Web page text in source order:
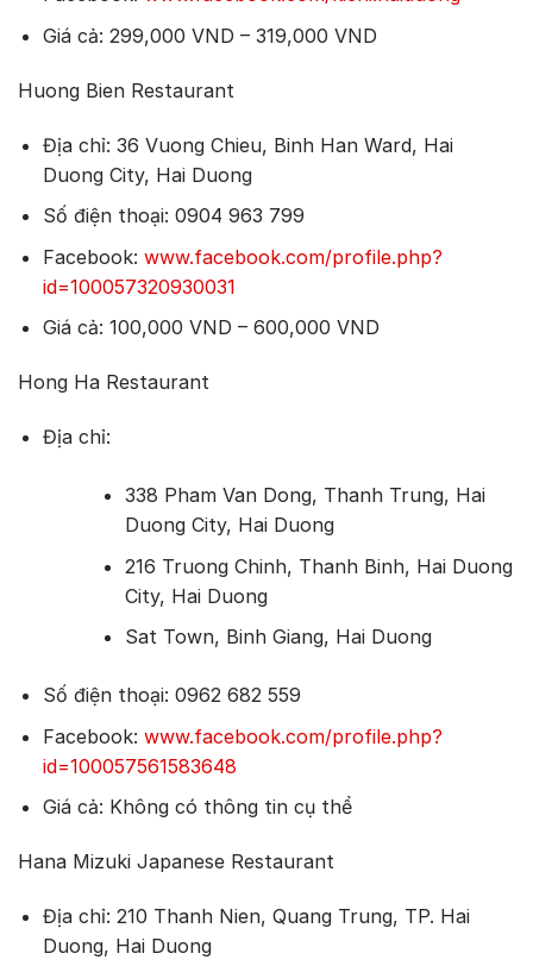
Giá cả: 299,000 VND – 319,000 VND
Huong Bien Restaurant
Địa chỉ: 36 Vuong Chieu, Binh Han Ward, Hai
Duong City, Hai Duong
Số điện thoại: 0904 963 799
Facebook: www.facebook.com/profile.php?
id=100057320930031
Giá cả: 100,000 VND – 600,000 VND
Hong Ha Restaurant
Địa chỉ:
338 Pham Van Dong, Thanh Trung, Hai
Duong City, Hai Duong
216 Truong Chinh, Thanh Binh, Hai Duong
City, Hai Duong
Sat Town, Binh Giang, Hai Duong
Số điện thoại: 0962 682 559
Facebook: www.facebook.com/profile.php?
id=100057561583648
Giá cả: Không có thông tin cụ thể
Hana Mizuki Japanese Restaurant
Địa chỉ: 210 Thanh Nien, Quang Trung, TP. Hai
Duong, Hai Duong